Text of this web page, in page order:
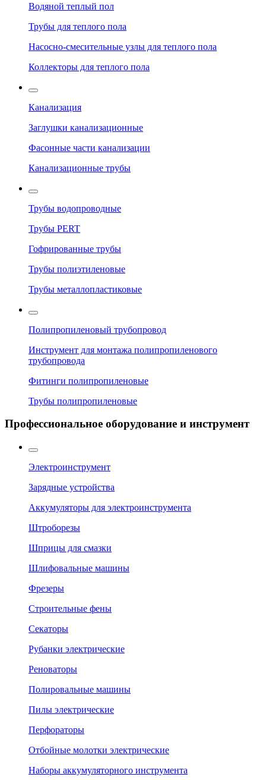
Водяной теплый пол
Трубы для теплого пола
Насосно-смесительные узлы для теплого пола
Коллекторы для теплого пола
Канализация
Заглушки канализационные
Фасонные части канализации
Канализационные трубы
Трубы водопроводные
Трубы PERT
Гофрированные трубы
Трубы полиэтиленовые
Трубы металлопластиковые
Полипропиленовый трубопровод
Инструмент для монтажа полипропиленового
трубопровода
Фитинги полипропиленовые
Трубы полипропиленовые
Профессиональное оборудование и инструмент
Электроинструмент
Зарядные устройства
Аккумуляторы для электроинструмента
Штроборезы
Шприцы для смазки
Шлифовальные машины
Фрезеры
Строительные фены
Секаторы
Рубанки электрические
Реноваторы
Полировальные машины
Пилы электрические
Перфораторы
Отбойные молотки электрические
Наборы аккумуляторного инструмента